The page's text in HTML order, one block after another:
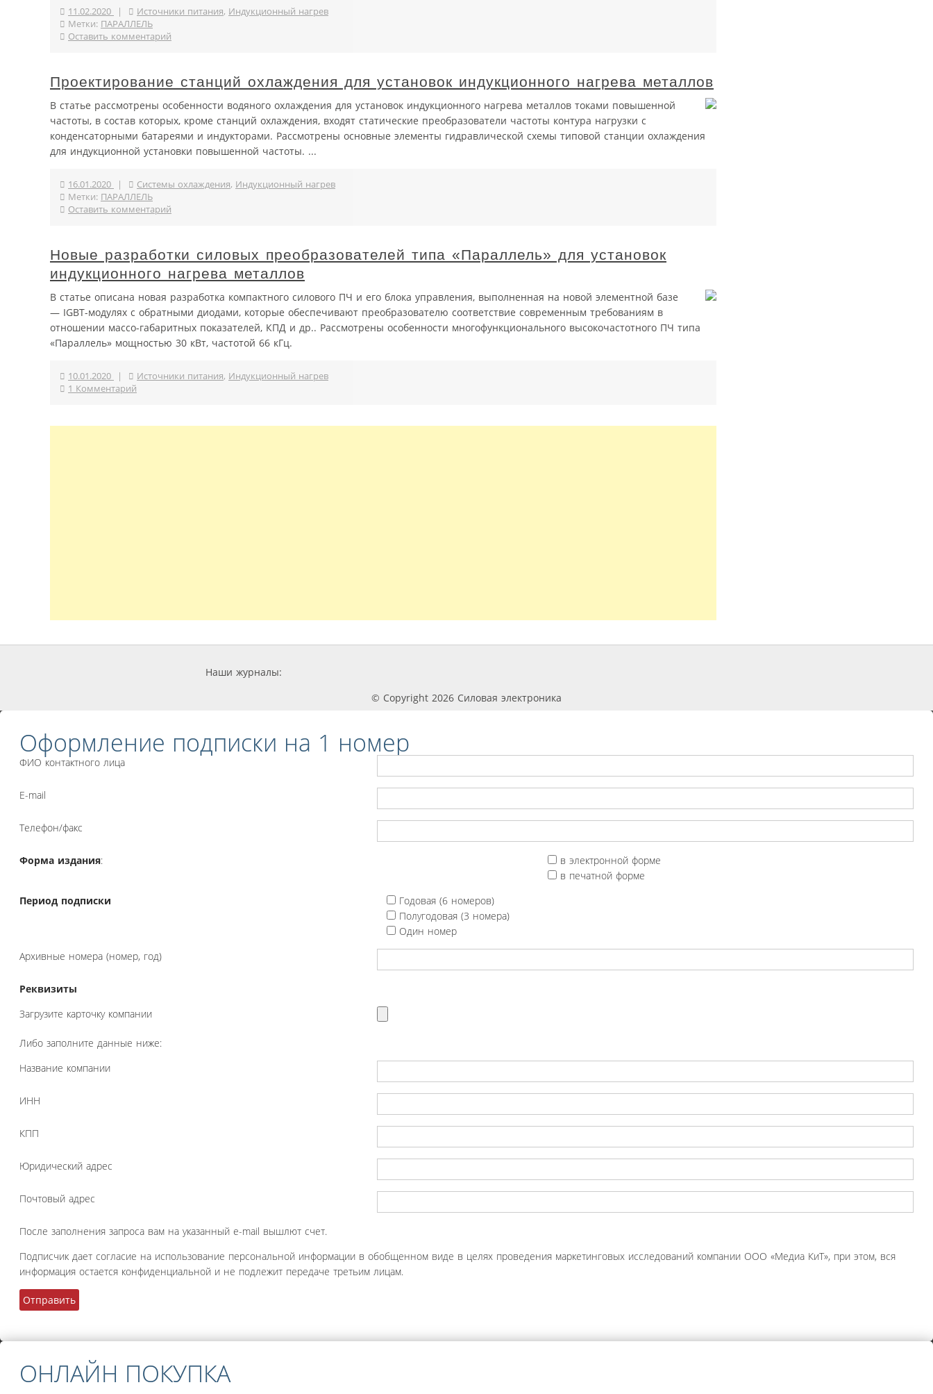
11.02.2020 | Источники питания, Индукционный нагрев
Метки: ПАРАЛЛЕЛЬ
Оставить комментарий
Проектирование станций охлаждения для установок индукционного нагрева металлов
В статье рассмотрены особенности водяного охлаждения для установок индукционного нагрева металлов токами повышенной
частоты, в состав которых, кроме станций охлаждения, входят статические преобразователи частоты контура нагрузки с
конденсаторными батареями и индукторами. Рассмотрены основные элементы гидравлической схемы типовой станции охлаждения
для индукционной установки повышенной частоты. ...
16.01.2020 | Системы охлаждения, Индукционный нагрев
Метки: ПАРАЛЛЕЛЬ
Оставить комментарий
Новые разработки силовых преобразователей типа «Параллель» для установок
индукционного нагрева металлов
В статье описана новая разработка компактного силового ПЧ и его блока управления, выполненная на новой элементной базе
— IGBT-модулях с обратными диодами, которые обеспечивают преобразователю соответствие современным требованиям в
отношении массо-габаритных показателей, КПД и др.. Рассмотрены особенности многофункционального высокочастотного ПЧ типа
«Параллель» мощностью 30 кВт, частотой 66 кГц.
10.01.2020 | Источники питания, Индукционный нагрев
1 Комментарий
Наши журналы:
© Copyright 2026 Силовая электроника
Оформление подписки на 1 номер
ФИО контактного лица
E-mail
Телефон/факс
Форма издания:
в электронной форме
в печатной форме
Период подписки
Годовая (6 номеров)
Полугодовая (3 номера)
Один номер
Архивные номера (номер, год)
Реквизиты
Загрузите карточку компании
Либо заполните данные ниже:
Название компании
ИНН
КПП
Юридический адрес
Почтовый адрес
После заполнения запроса вам на указанный e-mail вышлют счет.
Подписчик дает согласие на использование персональной информации в обобщенном виде в целях проведения маркетинговых исследований компании ООО «Медиа КиТ», при этом, вся
информация остается конфиденциальной и не подлежит передаче третьим лицам.
ОНЛАЙН ПОКУПКА